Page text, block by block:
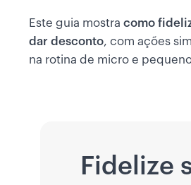
Este guia mostra como
dar desconto, com ações
na rotina de micro e
Fidelize